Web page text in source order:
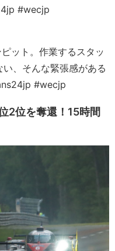
#wecjp
ット。作業するスタッ
、そんな緊張感がある
#wecjp
2位を奪還！15時間